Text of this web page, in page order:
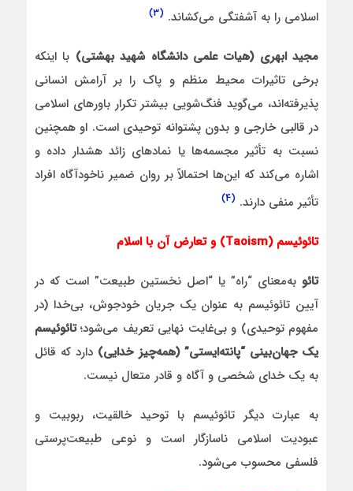
اسلامی را به آشفتگی می‌کشاند. (3)
مجید ابهری (هیات علمی دانشگاه شهید بهشتی) با اینکه
برخی تاثیرات محیط منظم و پاک را بر آرامش انسانی
پذیرفته‌اند، می‌گوید فنگ‌شویی بیشتر تکرار باورهای اسلامی
در قالبی خارجی و بدون پشتوانه توحیدی است. او همچنین
نسبت به تأثیر مجسمه‌ها یا نمادهای زائد هشدار داده و
اشاره می‌کند که این‌ها احتمالاً بر روان ضمیر ناخودآگاه افراد
تأثیر منفی دارند. (4)
تائوئیسم (Taoism) و تعارض آن با اسلام
تائو به‌معنای “راه” یا “اصل نخستین طبیعت” است که در
آیین تائوئیسم به عنوان یک جریان خودجوش، بی‌خدا (در
مفهوم توحیدی) و بی‌غایت نهایی تعریف می‌شود؛تائوئیسم
یک جهان‌بینی “پانته‌ایستی” (همه‌چیز خدایی) دارد که قائل
به یک خدای شخصی و آگاه و قادر متعال نیست.
به عبارت دیگر تائوئیسم با توحید خالقیت، ربوبیت و
عبودیت اسلامی ناسازگار است و نوعی طبیعت‌پرستی
فلسفی محسوب می‌شود.